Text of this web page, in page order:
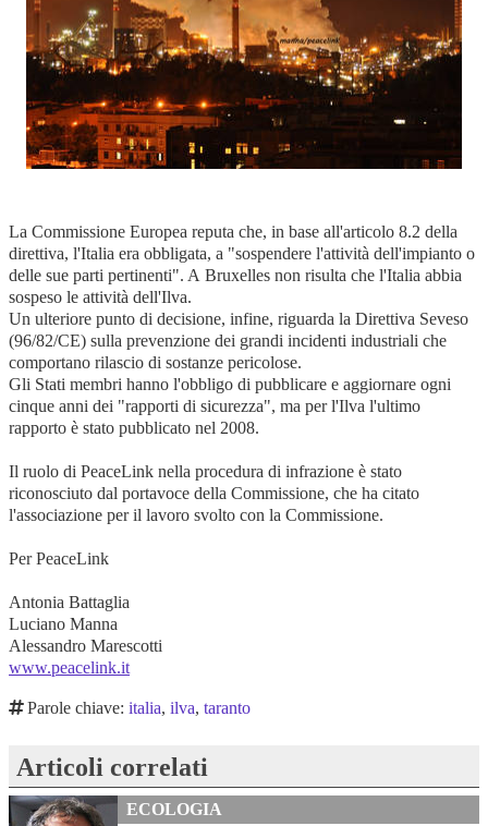
La Commissione Europea reputa che, in base all'articolo 8.2 della
direttiva, l'Italia era obbligata, a "sospendere l'attività dell'impianto o
delle sue parti pertinenti". A Bruxelles non risulta che l'Italia abbia
sospeso le attività dell'Ilva.
Un ulteriore punto di decisione, infine, riguarda la Direttiva Seveso
(96/82/CE) sulla prevenzione dei grandi incidenti industriali che
comportano rilascio di sostanze pericolose.
Gli Stati membri hanno l'obbligo di pubblicare e aggiornare ogni
cinque anni dei "rapporti di sicurezza", ma per l'Ilva l'ultimo
rapporto è stato pubblicato nel 2008.
Il ruolo di PeaceLink nella procedura di infrazione è stato
riconosciuto dal portavoce della Commissione, che ha citato
l'associazione per il lavoro svolto con la Commissione.
Per PeaceLink
Antonia Battaglia
Luciano Manna
Alessandro Marescotti
www.peacelink.it
Parole chiave:italia,ilva,taranto
Articoli correlati
ECOLOGIA